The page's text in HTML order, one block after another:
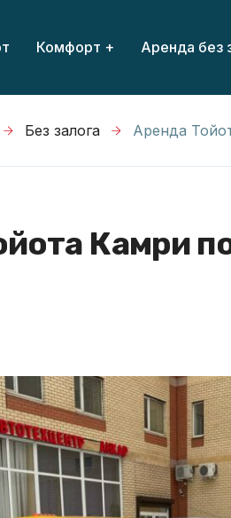
Комфорт + Аренда без
Без залога Аренда
Камри